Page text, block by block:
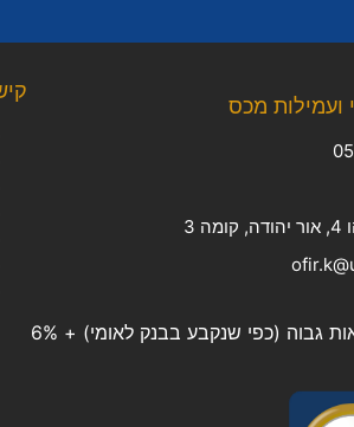
ועמילות מכס
(כפי שנקבע בבנק לאומי) + 6%